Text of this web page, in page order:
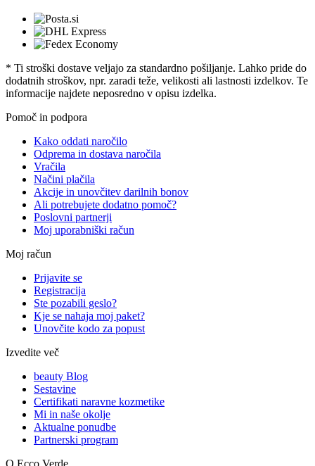
* Ti stroški dostave veljajo za standardno pošiljanje. Lahko pride do
dodatnih stroškov, npr. zaradi teže, velikosti ali lastnosti izdelkov. Te
informacije najdete neposredno v opisu izdelka.
Pomoč in podpora
Kako oddati naročilo
Odprema in dostava naročila
Vračila
Načini plačila
Akcije in unovčitev darilnih bonov
Ali potrebujete dodatno pomoč?
Poslovni partnerji
Moj uporabniški račun
Moj račun
Prijavite se
Registracija
Ste pozabili geslo?
Kje se nahaja moj paket?
Unovčite kodo za popust
Izvedite več
beauty Blog
Sestavine
Certifikati naravne kozmetike
Mi in naše okolje
Aktualne ponudbe
Partnerski program
O Ecco Verde